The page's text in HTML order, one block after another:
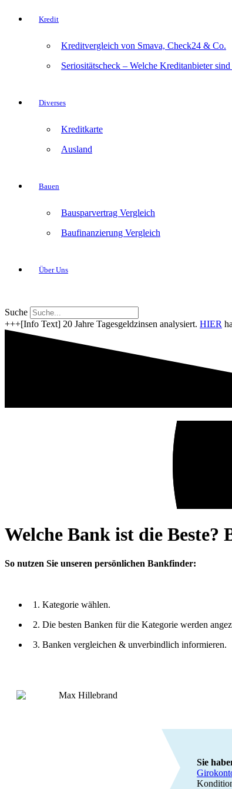
Kredit
Kreditvergleich von Smava, Check24 & Co.
Seriositätscheck – Welche Kreditanbieter sind
Diverses
Kreditkarte
Ausland
Bauen
Bausparvertrag Vergleich
Baufinanzierung Vergleich
Über Uns
Suche
+++[Info Text] 20 Jahre Tagesgeldzinsen analysiert. HIER
Welche Bank ist die
So nutzen Sie unseren persönlichen Bankfinder:
1. Kategorie wählen.
2. Die besten Banken für die Kategorie werden
3. Banken vergleichen & unverbindlich informieren.
Sie